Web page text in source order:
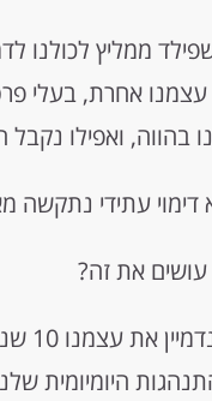
ממליץ לכולנו
אחרת, בעלי
בהווה, ואפילו
דימוי עתידי נתקשה
עושים את זה?
1.
היומיומית